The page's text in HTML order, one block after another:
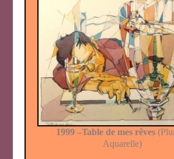
1999 –Table de mes rêves
Aquarelle)